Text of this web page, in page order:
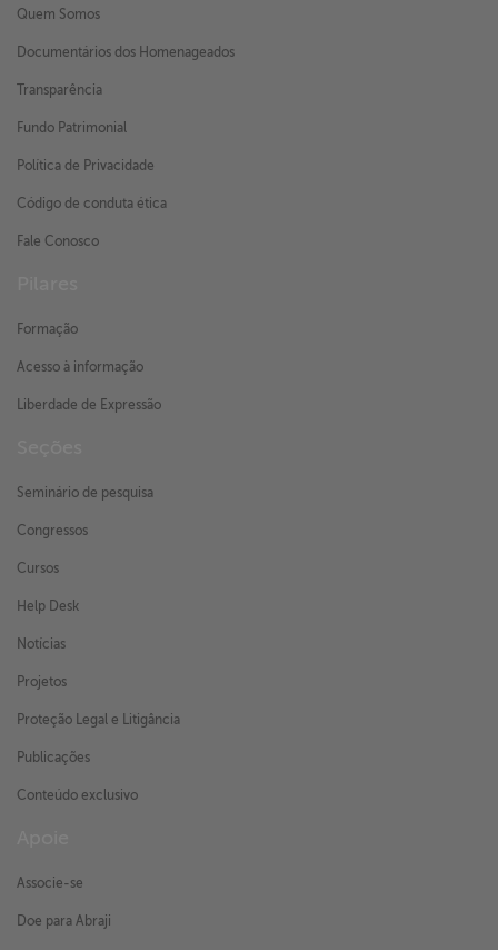
Quem Somos
Documentários dos Homenageados
Transparência
Fundo Patrimonial
Política de Privacidade
Código de conduta ética
Fale Conosco
Formação
Acesso à informação
Liberdade de Expressão
Seminário de pesquisa
Congressos
Cursos
Help Desk
Notícias
Projetos
Proteção Legal e Litigância
Publicações
Conteúdo exclusivo
Associe-se
Doe para Abraji